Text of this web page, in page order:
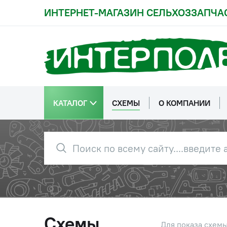
ИНТЕРНЕТ-МАГАЗИН
КАТАЛОГ СХЕМЫ О КОМПАНИИ
Для показа
18 8x1,4.01.019 Шайба
19 13Ц6Хр